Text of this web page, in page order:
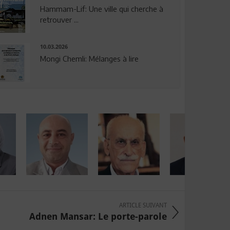
Hammam-Lif: Une ville qui cherche à
retrouver ...
10.03.2026
Mongi Chemli: Mélanges à lire
ARTICLE SUIVANT
Adnen Mansar: Le porte-parole